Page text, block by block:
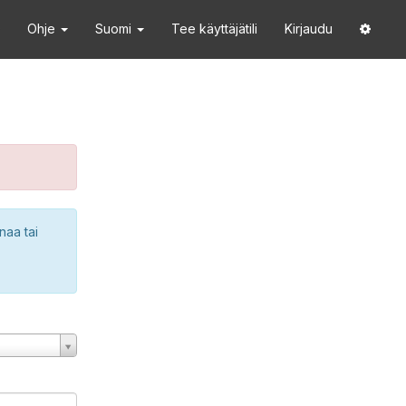
Ohje Suomi Tee käyttäjätili Kirjaudu
tai